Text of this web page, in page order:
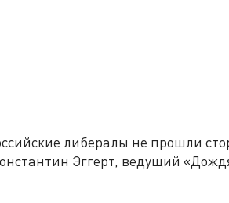
либералы не прошли
Эггерт, ведущий